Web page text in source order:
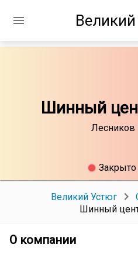
Шинный
Лесников
Закрыто
Великий Устюг
Шинный
О компании